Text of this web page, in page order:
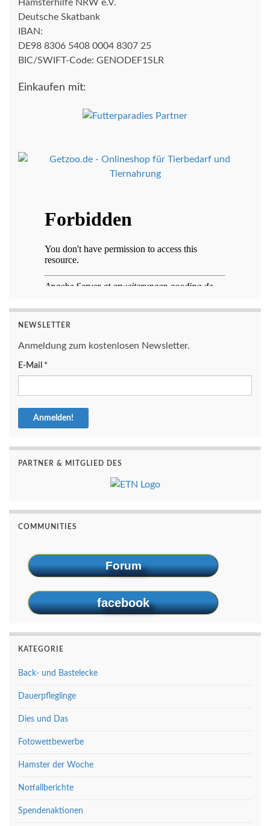
Hamsterhilfe NRW e.V.
Deutsche Skatbank
IBAN:
DE98 8306 5408 0004 8307 25
BIC/SWIFT-Code: GENODEF1SLR
Einkaufen mit:
NEWSLETTER
Anmeldung zum kostenlosen Newsletter.
E-Mail *
PARTNER & MITGLIED DES
COMMUNITIES
Forum
facebook
KATEGORIE
Back- und Bastelecke
Dauerpfleglinge
Dies und Das
Fotowettbewerbe
Hamster der Woche
Notfallberichte
Spendenaktionen